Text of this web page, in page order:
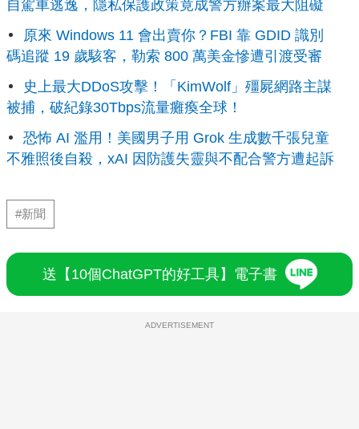
自駕車逃逸，隱私保護政策竟成警方辦案最大阻礙
原來 Windows 11 會出賣你？FBI 靠 GDID 識別
碼追蹤 19 歲駭客，勒索 800 萬美金慘遭引渡受審
史上最大DDoS攻擊！「KimWolf」殭屍網路主謀
被捕，破紀錄30Tbps流量癱瘓全球！
恐怖 AI 濫用！美國男子用 Grok 生成數千張兒童
不雅照後自殺，xAI 因防護失靈與不配合警方遭起訴
#新聞
送【10個ChatGPT的好工具】電子書
ADVERTISEMENT